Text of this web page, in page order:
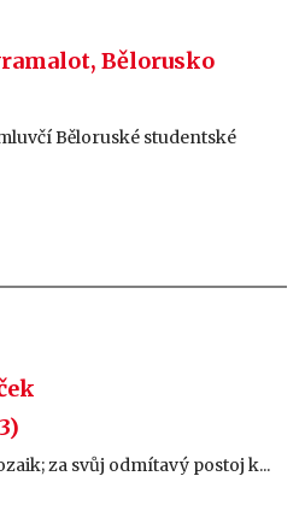
Bělorusko
Běloruské studentské
za svůj odmítavý postoj k...